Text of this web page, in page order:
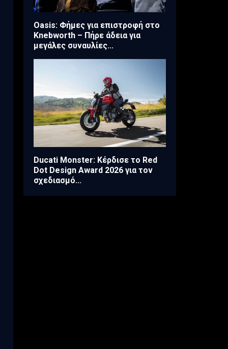
Oasis: Φήμες για επιστροφή στο
Knebworth – Πήρε άδεια για
μεγάλες συναυλίες...
Ducati Monster: Κέρδισε το Red
Dot Design Award 2026 για τον
σχεδιασμό...